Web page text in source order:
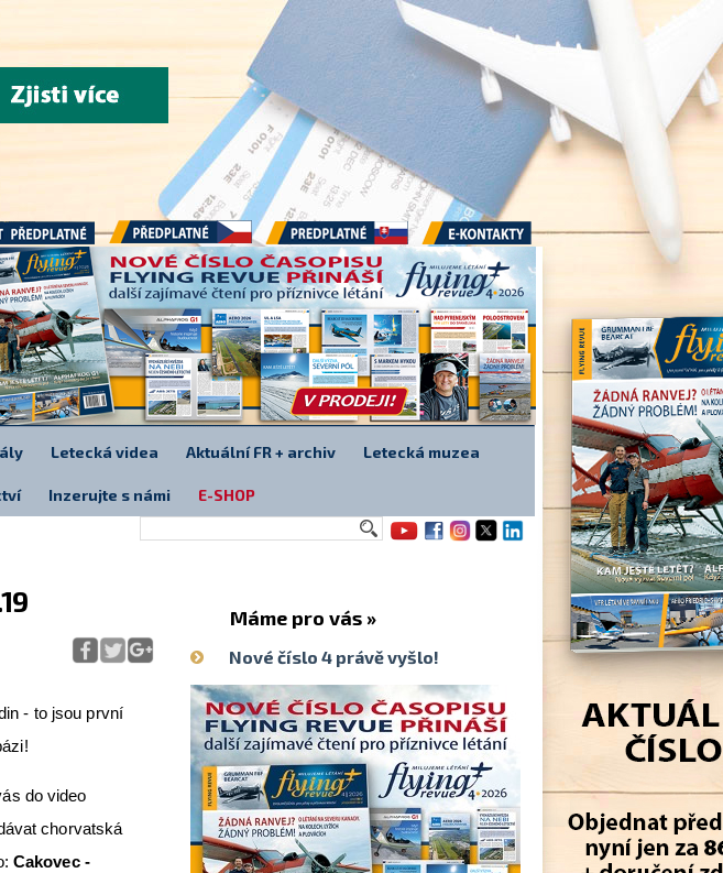
- to jsou první
do video
chorvatská
Cakovec -
Máme pro vás »
Nové číslo 4 právě vyšlo!
Předplatné Předplatné E-kontakty
Letecká videa Aktuální FR + archiv Letecká muzea
Inzerujte s námi E-SHOP